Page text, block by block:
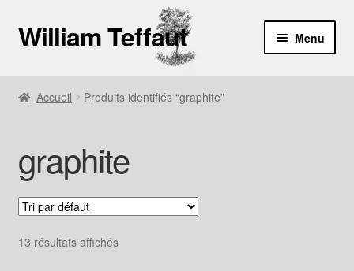
Aller
à
navigation
Aller
au
William Teffaut Menu
Contact
Accueil Produits identifiés “graphite”
graphite
13 résultats affichés